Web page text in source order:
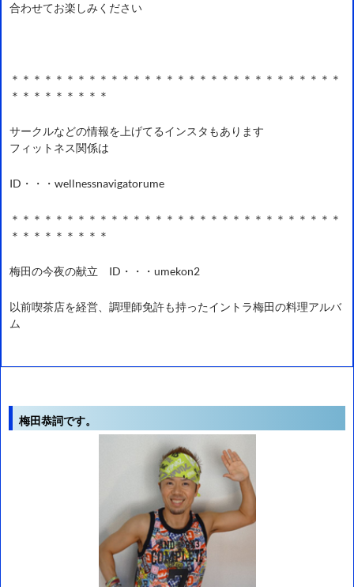
合わせてお楽しみください
＊＊＊＊＊＊＊＊＊＊＊＊＊＊＊＊＊＊＊＊＊＊＊＊＊＊＊＊＊＊
＊＊＊＊＊＊＊＊＊
サークルなどの情報を上げてるインスタもあります
フィットネス関係は
ID・・・wellnessnavigatorume
＊＊＊＊＊＊＊＊＊＊＊＊＊＊＊＊＊＊＊＊＊＊＊＊＊＊＊＊＊＊
＊＊＊＊＊＊＊＊＊
梅田の今夜の献立 ID・・・umekon2
以前喫茶店を経営、調理師免許も持ったイントラ梅田の料理アルバ
ム
梅田恭詞です。